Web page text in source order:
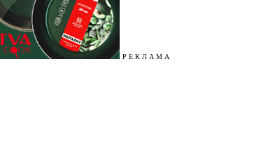
Р Е К Л А М А